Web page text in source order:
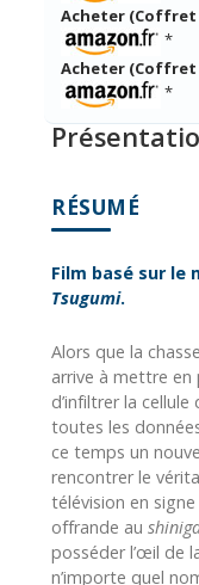
Acheter (Coffret
*
Acheter (Coffret
*
RÉSUMÉ
Film basé sur le
Tsugumi.
Alors que la
arrive à mettre
d’infiltrer la cellule
toutes les
ce temps un
rencontrer le
télévision en
offrande au
posséder l’œil de
n’importe quel